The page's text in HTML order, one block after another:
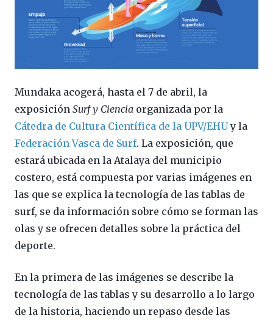
Mundaka acogerá, hasta el 7 de abril, la
exposición Surf y Ciencia organizada por la
Cátedra de Cultura Científica de la UPV/EHUy la
Federación Vasca de Surf. La exposición, que
estará ubicada en la Atalaya del municipio
costero, está compuesta por varias imágenes en
las que se explica la tecnología de las tablas de
surf, se da información sobre cómo se forman las
olas y se ofrecen detalles sobre la práctica del
deporte.
En la primera de las imágenes se describe la
tecnología de las tablas y su desarrollo a lo largo
de la historia, haciendo un repaso desde las